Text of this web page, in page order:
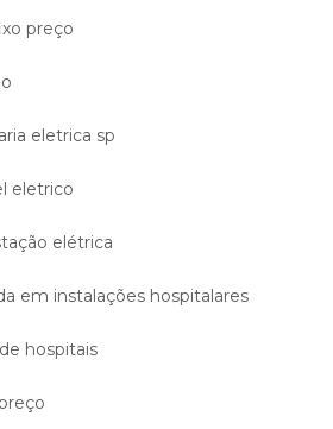
preço
eletrica sp
eletrico
elétrica
em instalações hospitalares
hospitais